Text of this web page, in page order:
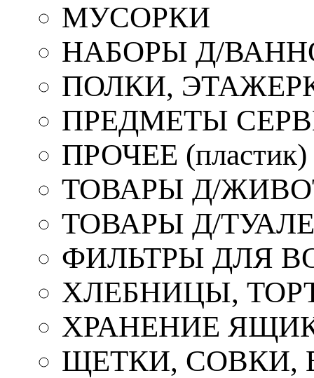
МУСОРКИ
НАБОРЫ Д/
ПОЛКИ,
ПРЕДМЕТЫ
ПРОЧЕЕ (пластик)
ТОВАРЫ Д/
ТОВАРЫ Д/
ФИЛЬТРЫ ДЛЯ
ХЛЕБНИЦЫ,
ХРАНЕНИЕ
ЩЕТКИ, СОВКИ,